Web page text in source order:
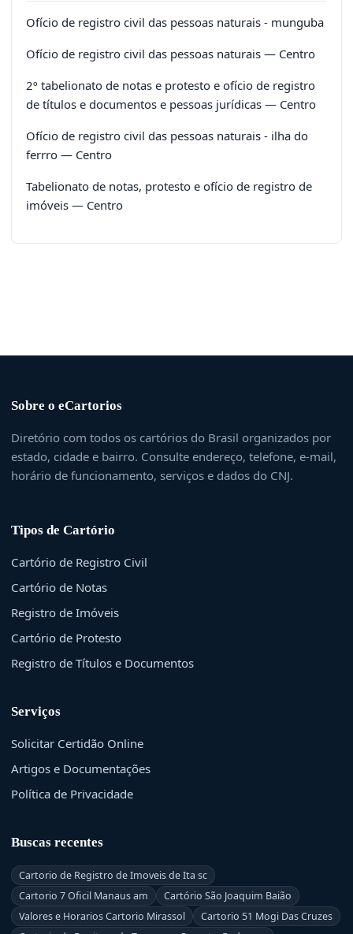
Ofício de registro civil das pessoas naturais - munguba
Ofício de registro civil das pessoas naturais — Centro
2º tabelionato de notas e protesto e ofício de registro
de títulos e documentos e pessoas jurídicas — Centro
Ofício de registro civil das pessoas naturais - ilha do
ferrro — Centro
Tabelionato de notas, protesto e ofício de registro de
imóveis — Centro
Sobre o eCartorios
Diretório com todos os cartórios do Brasil organizados por
estado, cidade e bairro. Consulte endereço, telefone, e-mail,
horário de funcionamento, serviços e dados do CNJ.
Tipos de Cartório
Cartório de Registro Civil
Cartório de Notas
Registro de Imóveis
Cartório de Protesto
Registro de Títulos e Documentos
Serviços
Solicitar Certidão Online
Artigos e Documentações
Política de Privacidade
Buscas recentes
Cartorio de Registro de Imoveis de Ita sc
Cartorio 7 Oficil Manaus am
Cartório São Joaquim Baião
Valores e Horarios Cartorio Mirassol
Cartorio 51 Mogi Das Cruzes